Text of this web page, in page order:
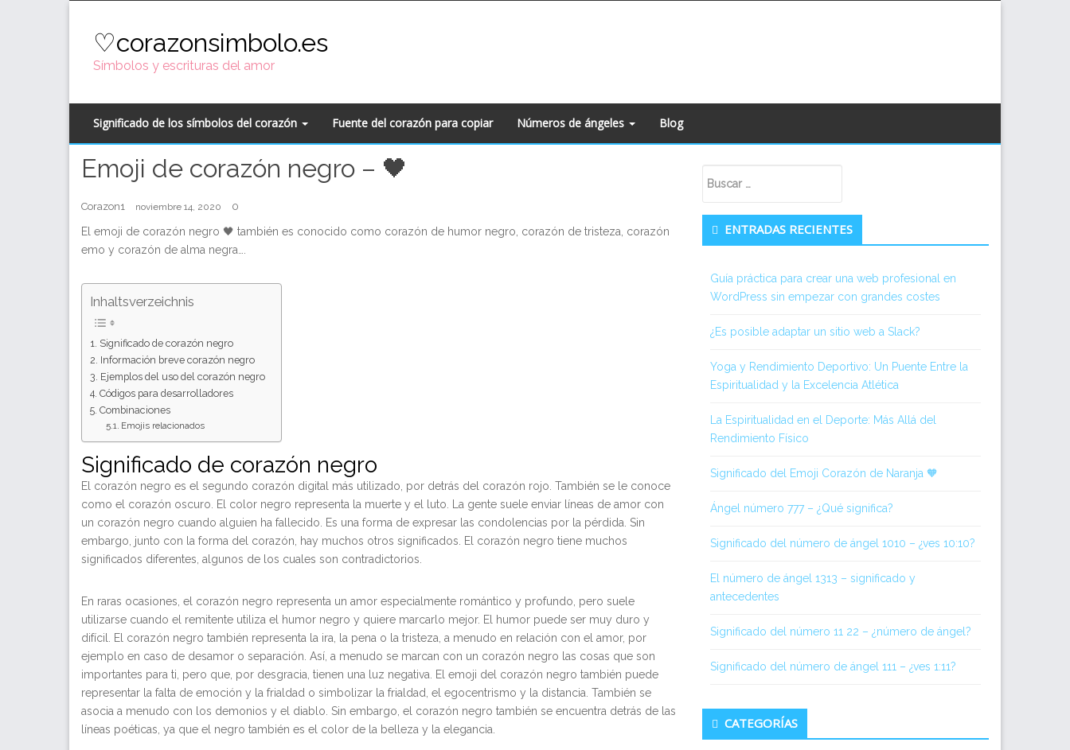
content♡corazonsimbolo.es
Símbolos y escrituras del amor
Significado de los símbolos del corazón Fuente del corazón para copiar Números de ángeles Blog
Emoji de corazón negro – 🖤
Corazon1 noviembre 14, 2020 0
El emoji de corazón negro 🖤 también es conocido como corazón de humor negro, corazón de tristeza, corazón
emo y corazón de alma negra….
Inhaltsverzeichnis
Significado de corazón negro
Información breve corazón negro
Ejemplos del uso del corazón negro
Códigos para desarrolladores
Combinaciones
Emojis relacionados
Significado de corazón negro
El corazón negro es el segundo corazón digital más utilizado, por detrás del corazón rojo. También se le conoce
como el corazón oscuro. El color negro representa la muerte y el luto. La gente suele enviar líneas de amor con
un corazón negro cuando alguien ha fallecido. Es una forma de expresar las condolencias por la pérdida. Sin
embargo, junto con la forma del corazón, hay muchos otros significados. El corazón negro tiene muchos
significados diferentes, algunos de los cuales son contradictorios.
En raras ocasiones, el corazón negro representa un amor especialmente romántico y profundo, pero suele
utilizarse cuando el remitente utiliza el humor negro y quiere marcarlo mejor. El humor puede ser muy duro y
difícil. El corazón negro también representa la ira, la pena o la tristeza, a menudo en relación con el amor, por
ejemplo en caso de desamor o separación. Así, a menudo se marcan con un corazón negro las cosas que son
importantes para ti, pero que, por desgracia, tienen una luz negativa. El emoji del corazón negro también puede
representar la falta de emoción y la frialdad o simbolizar la frialdad, el egocentrismo y la distancia. También se
asocia a menudo con los demonios y el diablo. Sin embargo, el corazón negro también se encuentra detrás de las
líneas poéticas, ya que el negro también es el color de la belleza y la elegancia.
Sidebar
ENTRADAS RECIENTES
Guía práctica para crear una web profesional en
WordPress sin empezar con grandes costes
¿Es posible adaptar un sitio web a Slack?
Yoga y Rendimiento Deportivo: Un Puente Entre la
Espiritualidad y la Excelencia Atlética
La Espiritualidad en el Deporte: Más Allá del
Rendimiento Físico
Significado del Emoji Corazón de Naranja 🧡
Ángel número 777 – ¿Qué significa?
Significado del número de ángel 1010 – ¿ves 10:10?
El número de ángel 1313 – significado y
antecedentes
Significado del número 11 22 – ¿número de ángel?
Significado del número de ángel 111 – ¿ves 1:11?
CATEGORÍAS